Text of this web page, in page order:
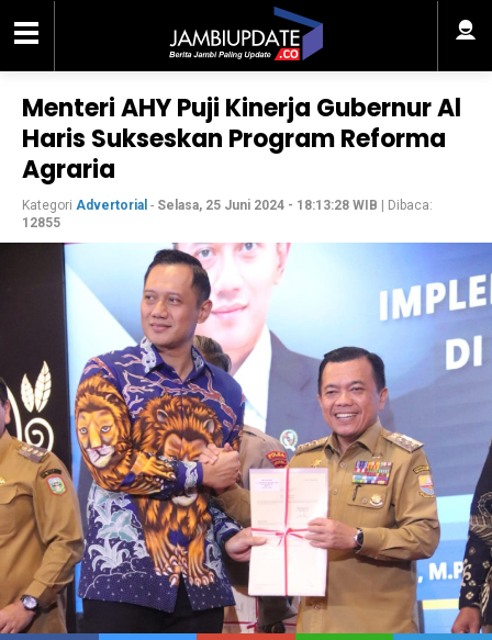
Menteri AHY Puji Kinerja Gubernur Al
Haris Sukseskan Program Reforma
Agraria
Kategori Advertorial - Selasa, 25 Juni 2024 - 18:13:28 WIB | Dibaca:
12855